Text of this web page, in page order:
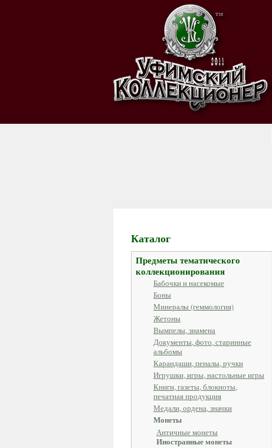
Каталог
Предметы тематического
коллекционирования
Бабочки и насекомые
Боны
Минералы (геммология)
Жетоны
Вымпелы, знамена
Документы, фото, старинные
альбомы
Карандаши, пеналы, ручки
Игрушки, игры, настольные игры
Книги, газеты, блокноты,
печатная продукция
Медали, ордена, значки
Монеты
Античные монеты
Иностранные монеты